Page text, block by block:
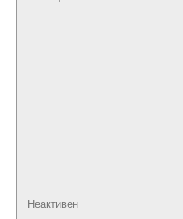
Неактивен